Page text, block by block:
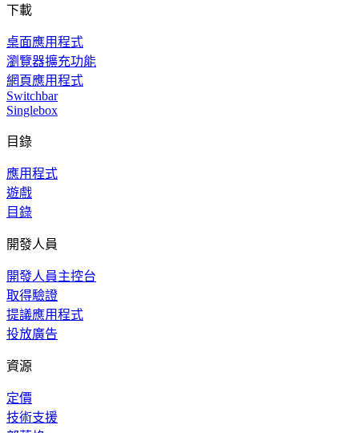
下載
桌面應用程式
瀏覽器擴充功能
網頁應用程式
Switchbar
Singlebox
目錄
應用程式
遊戲
目錄
開發人員
開發人員主控台
取得驗證
提議應用程式
投放廣告
資源
定價
技術支援